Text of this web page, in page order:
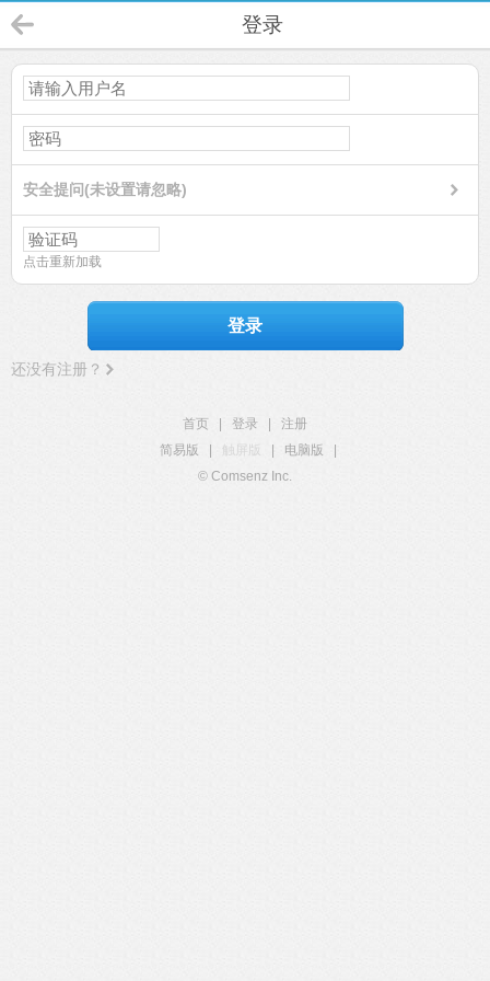
登录
安全提问(未设置请忽略)
点击重新加载
登录
还没有注册？
首页 登录
注册
简易版
触屏版 电脑版
© Comsenz Inc.